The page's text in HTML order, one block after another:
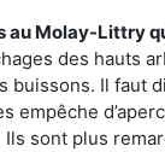
au Molay-Littry
des hauts
buissons. Il faut
empêche
sont plus